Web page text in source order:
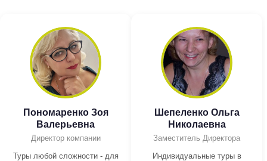
Пономаренко Зоя
Валерьевна
Директор компании
Туры любой сложности - для
Шепеленко Ольга
Николаевна
Заместитель Директора
Индивидуальные туры в